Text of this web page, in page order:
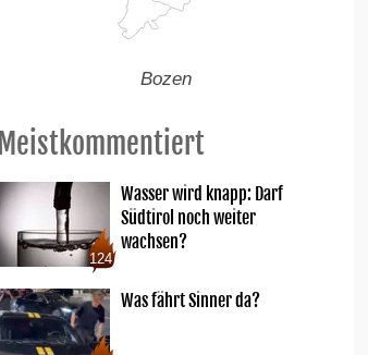
Bozen
Meistkommentiert
124
Wasser wird knapp: Darf
Südtirol noch weiter
wachsen?
Was fährt Sinner da?